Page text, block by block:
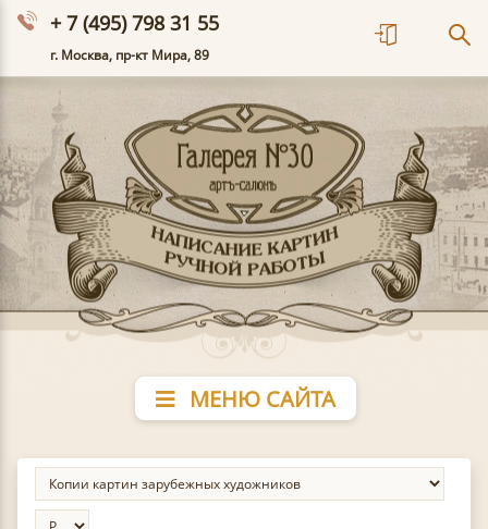
+ 7 (495) 798 31 55
г. Москва, пр-кт Мира, 89
МЕНЮ САЙТА